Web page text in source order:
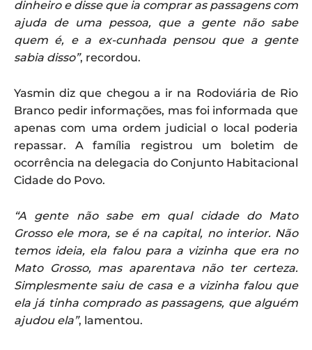
dinheiro e disse que ia comprar as passagens com
ajuda de uma pessoa, que a gente não sabe
quem é, e a ex-cunhada pensou que a gente
sabia disso”, recordou.
Yasmin diz que chegou a ir na Rodoviária de Rio
Branco pedir informações, mas foi informada que
apenas com uma ordem judicial o local poderia
repassar. A família registrou um boletim de
ocorrência na delegacia do Conjunto Habitacional
Cidade do Povo.
“A gente não sabe em qual cidade do Mato
Grosso ele mora, se é na capital, no interior. Não
temos ideia, ela falou para a vizinha que era no
Mato Grosso, mas aparentava não ter certeza.
Simplesmente saiu de casa e a vizinha falou que
ela já tinha comprado as passagens, que alguém
ajudou ela”, lamentou.